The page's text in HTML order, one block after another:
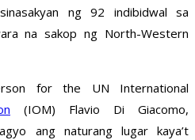
ng 92 indibidwal sa
na sakop ng North-Western
for the UN International
(IOM) Flavio Di Giacomo,
ang naturang lugar kaya’t